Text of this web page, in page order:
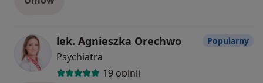
lek. Agnieszka Orechwo
Psychiatra
19 opinii
Popularny